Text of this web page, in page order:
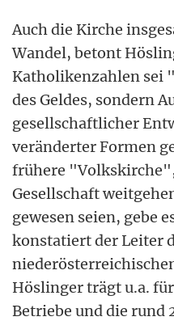
Auch die Kirche
Wandel, betont
Katholikenzahlen sei
des Geldes, sondern
gesellschaftlicher
veränderter Formen
frühere
Gesellschaft
gewesen seien, gebe
konstatiert der Leiter
Höslinger trägt u.a.
Betriebe und die